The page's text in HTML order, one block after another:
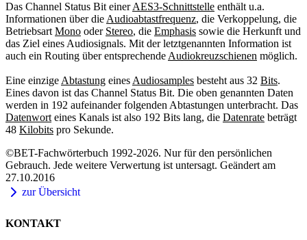
Das Channel Status Bit einerAES3-Schnittstelle enthält u.a.
Informationen über die Audioabtastfrequenz, die Verkoppelung, die
Betriebsart Mono oder Stereo, die Emphasis sowie die Herkunft und
das Ziel eines Audiosignals. Mit der letztgenannten Information ist
auch ein Routing über entsprechende Audiokreuzschienen möglich.
Eine einzige Abtastung eines Audiosamples besteht aus 32 Bits.
Eines davon ist das Channel Status Bit. Die oben genannten Daten
werden in 192 aufeinander folgenden Abtastungen unterbracht. Das
Datenwort eines Kanals ist also 192 Bits lang, die Datenrate beträgt
48 Kilobits pro Sekunde.
©BET-Fachwörterbuch 1992-2026. Nur für den persönlichen
Gebrauch. Jede weitere Verwertung ist untersagt. Geändert am
27.10.2016
zur Übersicht
KONTAKT